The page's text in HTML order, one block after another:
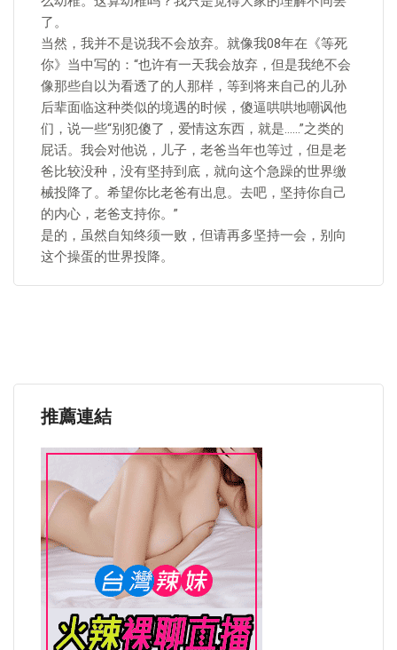
了。
当然，我并不是说我不会放弃。就像我08年在《等死
你》当中写的：“也许有一天我会放弃，但是我绝不会
像那些自以为看透了的人那样，等到将来自己的儿孙
后辈面临这种类似的境遇的时候，傻逼哄哄地嘲讽他
们，说一些“别犯傻了，爱情这东西，就是……”之类的
屁话。我会对他说，儿子，老爸当年也等过，但是老
爸比较没种，没有坚持到底，就向这个急躁的世界缴
械投降了。希望你比老爸有出息。去吧，坚持你自己
的内心，老爸支持你。”
是的，虽然自知终须一败，但请再多坚持一会，别向
这个操蛋的世界投降。
推薦連結